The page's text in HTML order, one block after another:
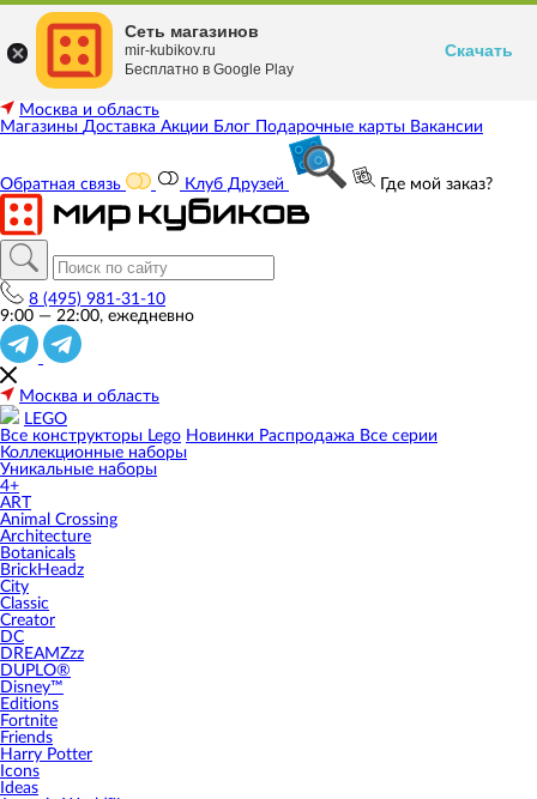
Москва и область
Магазины Доставка Акции Блог Подарочные карты Вакансии
Обратная связь Клуб Друзей Где мой заказ?
8 (495) 981-31-10
9:00 — 22:00, ежедневно
Москва и область
LEGO
Все конструкторы Lego Новинки Распродажа Все серии
Коллекционные наборы
Уникальные наборы
4+
ART
Animal Crossing
Architecture
Botanicals
BrickHeadz
City
Classic
Creator
DC
DREAMZzz
DUPLO®
Disney™
Editions
Fortnite
Friends
Harry Potter
Icons
Ideas
Сеть магазинов
mir-kubikov.ru
Бесплатно в Google Play
Скачать